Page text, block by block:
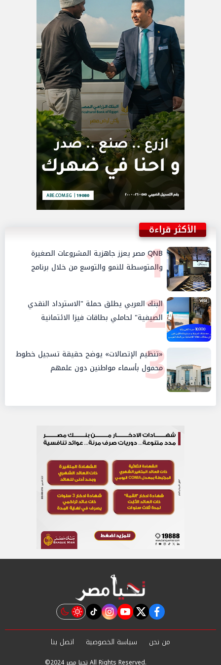
الأكثر قراءة
1QNB مصر يعزز جاهزية المشروعات الصغيرة
والمتوسطة للنمو والتوسع من خلال برنامج
أبطال المشروعات الصغيرة والمتوسطة
2
البنك العربي يطلق حملة "الاسترداد النقدي
الصيفية" لحاملي بطاقات فيزا الائتمانية
3
«تنظيم الإتصالات» يوضح حقيقة تسجيل خطوط
محمول بأسماء مواطنين دون علمهم
facebook
twitter
youtube
instagram
tiktok
من نحن سياسة الخصوصية اتصل بنا
©2024 تحيا مصر All Rights Reserved.